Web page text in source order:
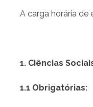
A carga horária de
1. Ciências
1.1 Obrigatórias: